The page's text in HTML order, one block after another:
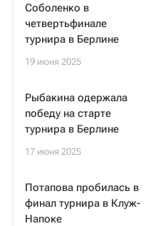
Соболенко в
четвертьфинале
турнира в Берлине
19 июня 2025
Рыбакина одержала
победу на старте
турнира в Берлине
17 июня 2025
Потапова пробилась в
финал турнира в Клуж-
Напоке